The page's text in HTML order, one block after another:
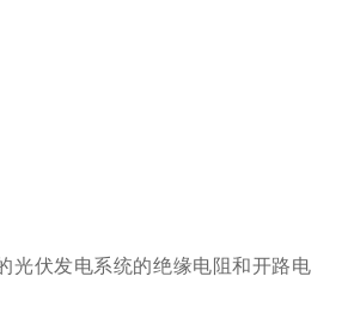
光伏发电系统的绝缘电阻和开路电